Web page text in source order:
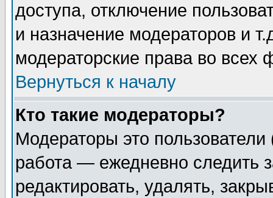
доступа, отключение
и назначение модераторов и
модераторские права во всех
Вернуться к началу
Кто такие модераторы?
Модераторы это
работа — ежедневно следить
редактировать, удалять,